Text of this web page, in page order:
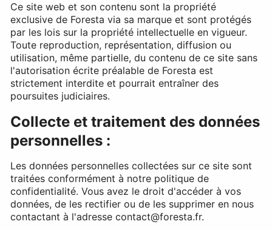
Ce site web et son contenu sont la propriété
exclusive de Foresta via sa marque et sont protégés
par les lois sur la propriété intellectuelle en vigueur.
Toute reproduction, représentation, diffusion ou
utilisation, même partielle, du contenu de ce site sans
l'autorisation écrite préalable de Foresta est
strictement interdite et pourrait entraîner des
poursuites judiciaires.
Collecte et traitement des données
personnelles :
Les données personnelles collectées sur ce site sont
traitées conformément à notre politique de
confidentialité. Vous avez le droit d'accéder à vos
données, de les rectifier ou de les supprimer en nous
contactant à l'adresse contact@foresta.fr.